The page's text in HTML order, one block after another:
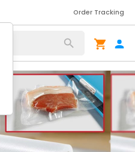
Order Tracking